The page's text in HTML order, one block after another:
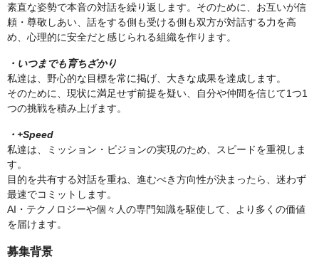
素直な姿勢で本音の対話を繰り返します。そのために、お互いが信
頼・尊敬しあい、話をする側も受ける側も双方が対話する力を高
め、心理的に安全だと感じられる組織を作ります。
・いつまでも育ちざかり
私達は、野心的な目標を常に掲げ、大きな成果を達成します。
そのために、現状に満足せず前提を疑い、自分や仲間を信じて1つ1
つの挑戦を積み上げます。
・+Speed
私達は、ミッション・ビジョンの実現のため、スピードを重視しま
す。
目的を共有する対話を重ね、進むべき方向性が決まったら、迷わず
最速でコミットします。
AI・テクノロジーや個々人の専門知識を駆使して、より多くの価値
を届けます。
募集背景